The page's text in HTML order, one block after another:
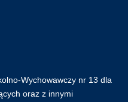
Wychowawczy nr 13 dla
oraz z innymi